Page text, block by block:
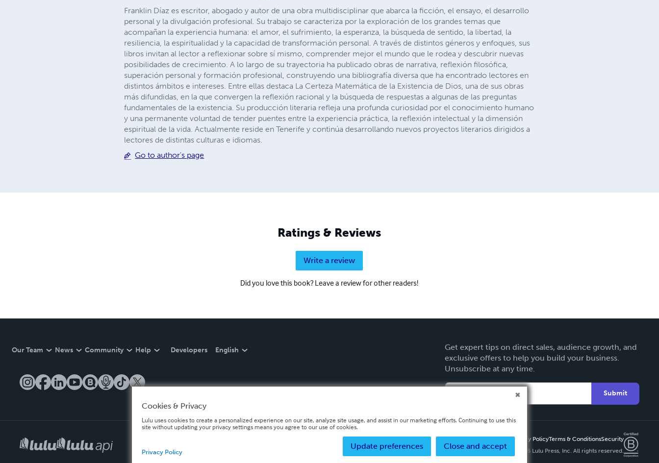
Franklin Díaz es escritor, abogado y autor de una obra multidisciplinar que abarca la ficción, el ensayo, el desarrollo
personal y la divulgación profesional. Su trabajo se caracteriza por la exploración de los grandes temas que
acompañan la experiencia humana: el amor, el sufrimiento, la esperanza, la búsqueda de sentido, la libertad, la
resiliencia, la espiritualidad y la capacidad de transformación personal. A través de distintos géneros y enfoques, sus
libros invitan al lector a reflexionar sobre sí mismo, comprender mejor el mundo que le rodea y descubrir nuevas
posibilidades de crecimiento. A lo largo de su trayectoria ha publicado obras de narrativa, reflexión filosófica,
superación personal y formación profesional, construyendo una bibliografía diversa que ha encontrado lectores en
distintos ámbitos e intereses. Entre ellas destaca La Certeza Matemática de la Existencia de Dios, una de sus obras
más difundidas, en la que convergen la reflexión racional y la búsqueda de respuestas a algunas de las preguntas
fundamentales de la existencia. Su producción literaria refleja una profunda curiosidad por el conocimiento humano
y una permanente voluntad de tender puentes entre la experiencia práctica, la reflexión intelectual y la dimensión
espiritual de la vida. Actualmente reside en Tenerife y continúa desarrollando nuevos proyectos literarios dirigidos a
lectores de distintas culturas e idiomas.
Go to author's page
Ratings & Reviews
Write a review
Did you love this book? Leave a review for other readers!
Our Team News Community Help Developers English
Get expert tips on direct sales, audience growth, and
exclusive offers to help you build your business.
Unsubscribe at any time.
Submit
Privacy PolicyTerms & ConditionsSecurity
Copyright ©
2026 Lulu Press, Inc. All rights reserved.
Cookies & Privacy
Lulu uses cookies to create a personalized experience on our site, analyze site usage, and assist in our marketing efforts. Continuing to use this
site without updating your privacy settings means you agree to our use of cookies.
Close and accept
Update preferences
Privacy Policy